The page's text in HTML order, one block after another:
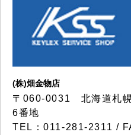
(株)畑金物店
〒060-0031 北海道札幌
6番地
TEL：011-281-2311 /